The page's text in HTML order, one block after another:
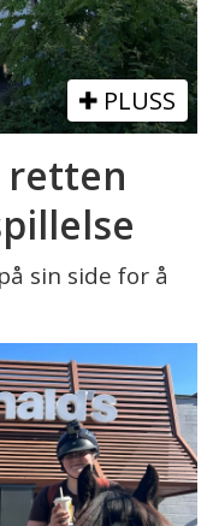
PLUSS
retten
sin side for å